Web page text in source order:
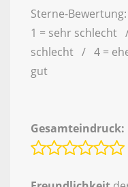
Sterne-Bewertung:
1 = sehr
schlecht / 4 =
gut
Gesamteindruck: